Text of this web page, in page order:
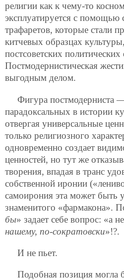
религии как к чему-то
эксплуатируется с помощью
трафаретов, которые стали
китчевых образцах
постсоветских политических
Постмодернистическая
выгодным делом.
Фигура постмодерниста
парадоксальных в истории
отвергая универсальные
только религиозного
одновременно создает
ценностей, но тут же
творения, впадая в транс
собственной иронии
самоирония эта может быть
знаменитого «фармакона».
бы» задает себе вопрос: «а
нашему, по-сократовски»!?.
И не пьет.
Подобная позиция могла